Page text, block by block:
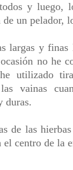
y luego,
un pelador,
largas y finas
no he
utilizado
vainas
duras.
de las
centro de la